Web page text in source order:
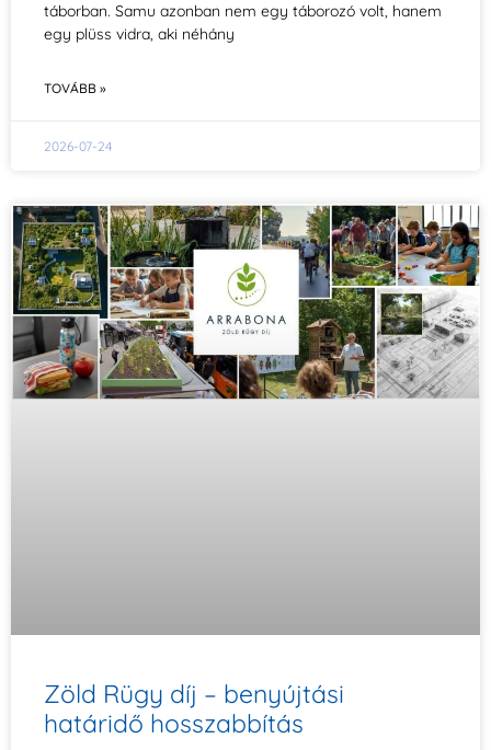
táborban. Samu azonban nem egy táborozó volt, hanem
egy plüss vidra, aki néhány
TOVÁBB »
2026-07-24
Zöld Rügy díj – benyújtási
határidő hosszabbítás